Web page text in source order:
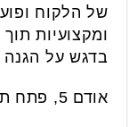
של הלקוח
ומקצועיות
בדגש על הגנה
אודם 5, פתח תקווה, ק. מטלון